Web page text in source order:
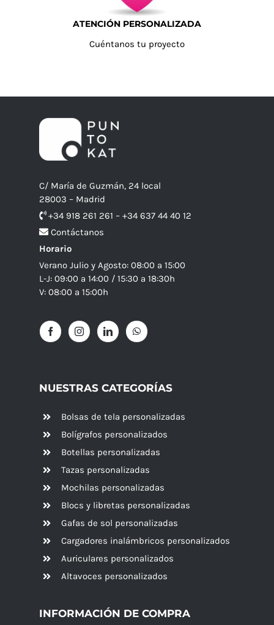
ATENCIÓN PERSONALIZADA
Cuéntanos tu proyecto
C/ María de Guzmán, 24 local
28003 – Madrid
+34 918 261 261 – +34 637 44 40 12
Contáctanos
Horario
Verano Julio y Agosto: 08:00 a 15:00
L-J: 09:00 a 14:00 / 15:30 a 18:30h
V: 08:00 a 15:00h
NUESTRAS CATEGORÍAS
Bolsas de tela personalizadas
Bolígrafos personalizados
Botellas personalizadas
Tazas personalizadas
Mochilas personalizadas
Blocs y libretas personalizadas
Gafas de sol personalizadas
Cargadores inalámbricos personalizados
Auriculares personalizados
Altavoces personalizados
INFORMACIÓN DE COMPRA